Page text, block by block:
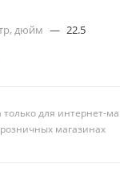
дюйм — 22.5
для интернет-
магазинах